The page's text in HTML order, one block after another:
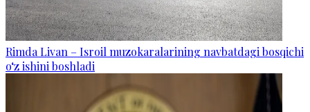
Rimda Livan – Isroil muzokaralarining navbatdagi bosqichi
o‘z ishini boshladi